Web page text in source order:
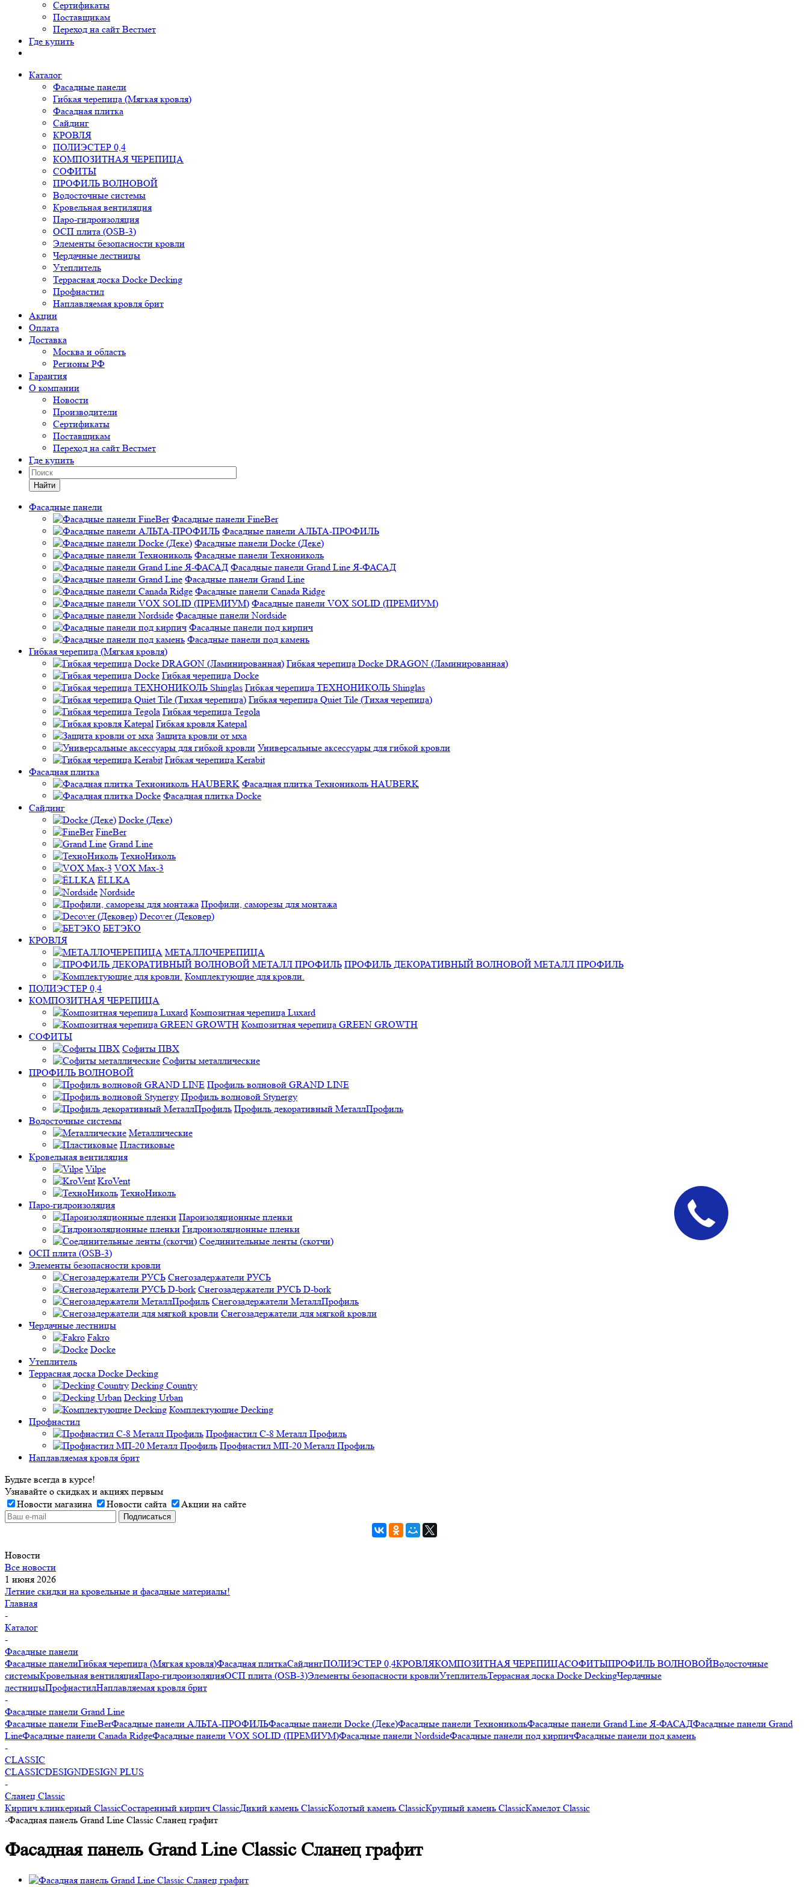
Сертификаты
Поставщикам
Переход на сайт Вестмет
Где купить
Каталог
Фасадные панели
Гибкая черепица (Мягкая кровля)
Фасадная плитка
Сайдинг
КРОВЛЯ
ПОЛИЭСТЕР 0,4
КОМПОЗИТНАЯ ЧЕРЕПИЦА
СОФИТЫ
ПРОФИЛЬ ВОЛНОВОЙ
Водосточные системы
Кровельная вентиляция
Паро-гидроизоляция
ОСП плита (OSB-3)
Элементы безопасности кровли
Чердачные лестницы
Утеплитель
Террасная доска Docke Decking
Профнастил
Наплавляемая кровля брит
Акции
Оплата
Доставка
Москва и область
Регионы РФ
Гарантия
О компании
Новости
Производители
Сертификаты
Поставщикам
Переход на сайт Вестмет
Где купить
Найти
Фасадные панели
Фасадные панели FineBer
Фасадные панели АЛЬТА-ПРОФИЛЬ
Фасадные панели Docke (Деке)
Фасадные панели Технониколь
Фасадные панели Grand Line Я-ФАСАД
Фасадные панели Grand Line
Фасадные панели Canada Ridge
Фасадные панели VOX SOLID (ПРЕМИУМ)
Фасадные панели Nordside
Фасадные панели под кирпич
Фасадные панели под камень
Гибкая черепица (Мягкая кровля)
Гибкая черепица Docke DRAGON (Ламинированная)
Гибкая черепица Docke
Гибкая черепица ТЕХНОНИКОЛЬ Shinglas
Гибкая черепица Quiet Tile (Тихая черепица)
Гибкая черепица Tegola
Гибкая кровля Katepal
Защита кровли от мха
Универсальные аксессуары для гибкой кровли
Гибкая черепица Kerabit
Фасадная плитка
Фасадная плитка Технониколь HAUBERK
Фасадная плитка Docke
Сайдинг
Docke (Деке)
FineBer
Grand Line
ТехноНиколь
VOX Max-3
ЁLLKA
Nordside
Профили, саморезы для монтажа
Decover (Дековер)
БЕТЭКО
КРОВЛЯ
МЕТАЛЛОЧЕРЕПИЦА
ПРОФИЛЬ ДЕКОРАТИВНЫЙ ВОЛНОВОЙ МЕТАЛЛ ПРОФИЛЬ
Комплектующие для кровли.
ПОЛИЭСТЕР 0,4
КОМПОЗИТНАЯ ЧЕРЕПИЦА
Композитная черепица Luxard
Композитная черепица GREEN GROWTH
СОФИТЫ
Софиты ПВХ
Софиты металлические
ПРОФИЛЬ ВОЛНОВОЙ
Профиль волновой GRAND LINE
Профиль волновой Stynergy
Профиль декоративный МеталлПрофиль
Водосточные системы
Металлические
Пластиковые
Кровельная вентиляция
Vilpe
KroVent
ТехноНиколь
Паро-гидроизоляция
Пароизоляционные пленки
Гидроизоляционные пленки
Соединительные ленты (скотчи)
ОСП плита (OSB-3)
Элементы безопасности кровли
Снегозадержатели РУСЬ
Снегозадержатели РУСЬ D-bork
Снегозадержатели МеталлПрофиль
Снегозадержатели для мягкой кровли
Чердачные лестницы
Fakro
Docke
Утеплитель
Террасная доска Docke Decking
Decking Country
Decking Urban
Комплектующие Decking
Профнастил
Профнастил C-8 Металл Профиль
Профнастил МП-20 Металл Профиль
Наплавляемая кровля брит
Будьте всегда в курсе!
Узнавайте о скидках и акциях первым
Новости магазина
Новости сайта Акции на сайте
Новости
Все новости
1 июня 2026
Летние скидки на кровельные и фасадные материалы!
Главная
-
Каталог
-
Фасадные панели
Фасадные панелиГибкая черепица (Мягкая кровля)Фасадная плиткаСайдингПОЛИЭСТЕР 0,4КРОВЛЯКОМПОЗИТНАЯ ЧЕРЕПИЦАСОФИТЫПРОФИЛЬ ВОЛНОВОЙВодосточные
системыКровельная вентиляцияПаро-гидроизоляцияОСП плита (OSB-3)Элементы безопасности кровлиУтеплительТеррасная доска Docke DeckingЧердачные
лестницыПрофнастилНаплавляемая кровля брит
-
Фасадные панели Grand Line
Фасадные панели FineBerФасадные панели АЛЬТА-ПРОФИЛЬФасадные панели Docke (Деке)Фасадные панели ТехноникольФасадные панели Grand Line Я-ФАСАДФасадные панели Grand
LineФасадные панели Canada RidgeФасадные панели VOX SOLID (ПРЕМИУМ)Фасадные панели NordsideФасадные панели под кирпичФасадные панели под камень
-
CLASSIC
CLASSICDESIGNDESIGN PLUS
-
Сланец Classic
Кирпич клинкерный ClassicСостаренный кирпич ClassicДикий камень ClassicКолотый камень ClassicКрупный камень ClassicКамелот Classic
-Фасадная панель Grand Line Classic Сланец графит
Фасадная панель Grand Line Classic Сланец графит